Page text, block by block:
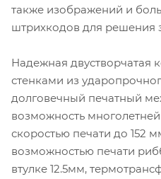
также изображений и
штрихкодов для решения
Надежная двустворчатая
стенками из
долговечный печатный
возможность
скоростью печати до 152
возможностью печати
втулке 12.5мм,